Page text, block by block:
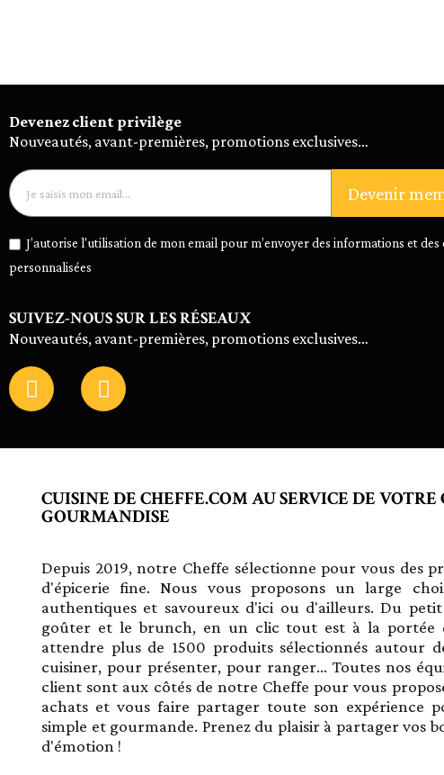
Devenez client privilège
Nouveautés, avant-premières, promotions exclusives…
Devenir
J’autorise l'utilisation de mon email pour m’envoyer des informations et des
personnalisées
SUIVEZ-NOUS SUR LES RÉSEAUX
Nouveautés, avant-premières, promotions exclusives…
CUISINE DE CHEFFE.COM AU SERVICE DE
GOURMANDISE
Depuis 2019, notre Cheffe sélectionne pour vous des
d'épicerie fine. Nous vous proposons un large
authentiques et savoureux d'ici ou d'ailleurs. Du
goûter et le brunch, en un clic tout est à la portée
attendre plus de 1500 produits sélectionnés autour
cuisiner, pour présenter, pour ranger... Toutes nos
client sont aux côtés de notre Cheffe pour vous
achats et vous faire partager toute son expérience
simple et gourmande. Prenez du plaisir à partager vos
d'émotion !